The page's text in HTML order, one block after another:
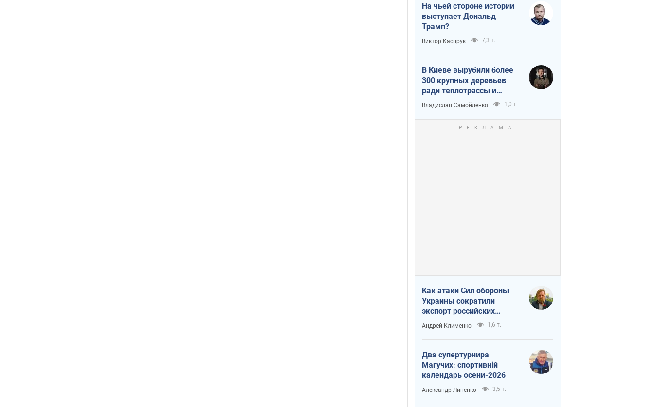
На чьей стороне истории
выступает Дональд
Трамп?
Виктор Каспрук 7,3 т.
В Киеве вырубили более
300 крупных деревьев
ради теплотрассы и
вопреки Генплану
Владислав Самойленко 1,0 т.
Как атаки Сил обороны
Украины сократили
экспорт российских
нефтепродуктов
Андрей Клименко 1,6 т.
Два супертурнира
Магучих: спортивній
календарь осени-2026
Александр Липенко 3,5 т.